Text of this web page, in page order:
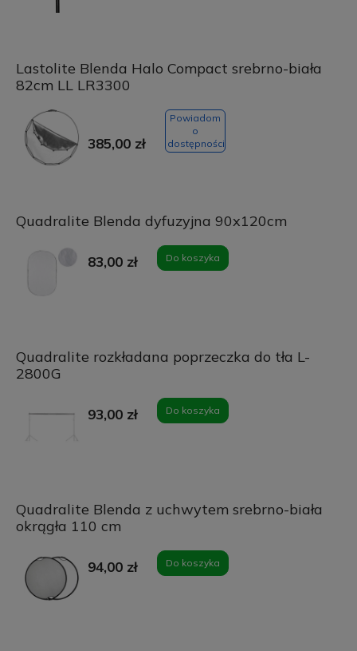
Lastolite Blenda Halo Compact srebrno-biała
82cm LL LR3300
385,00 zł
Powiadom
o
dostępności
Quadralite Blenda dyfuzyjna 90x120cm
83,00 zł Do koszyka
Quadralite rozkładana poprzeczka do tła L-
2800G
93,00 zł Do koszyka
Quadralite Blenda z uchwytem srebrno-biała
okrągła 110 cm
94,00 zł Do koszyka